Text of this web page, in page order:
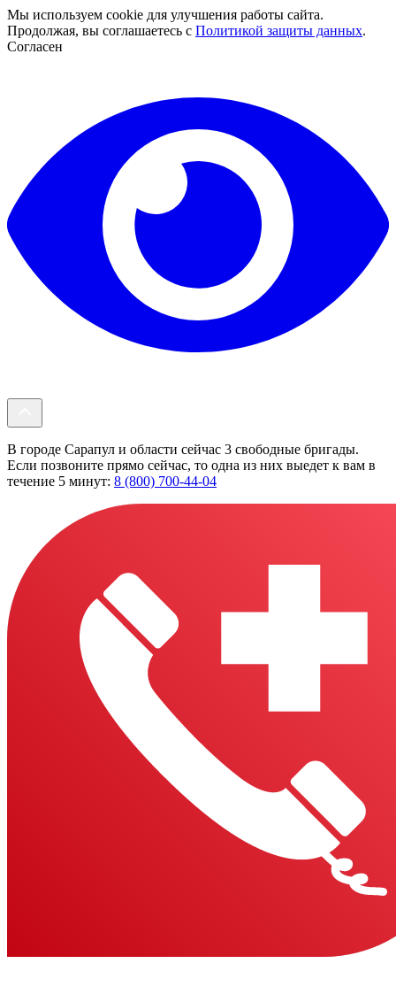
Мы используем cookie для улучшения работы сайта.
Продолжая, вы соглашаетесь с Политикой защиты данных.
Согласен
В городе Сарапул и области сейчас 3 свободные бригады.
Если позвоните прямо сейчас, то одна из них выедет к вам в
течение 5 минут: 8 (800) 700-44-04